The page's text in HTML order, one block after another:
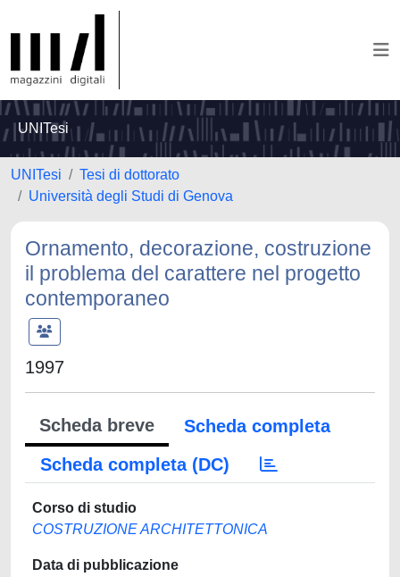
UNITesi
UNITesi
Tesi di dottorato
Università degli Studi di Genova
Ornamento, decorazione, costruzione
il problema del carattere nel progetto
contemporaneo
1997
Scheda breve
Scheda completa
Scheda completa (DC)
Corso di studio
COSTRUZIONE ARCHITETTONICA
Data di pubblicazione